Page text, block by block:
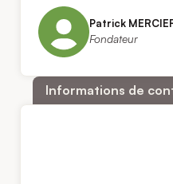
Patrick
Fondateur
Informations de